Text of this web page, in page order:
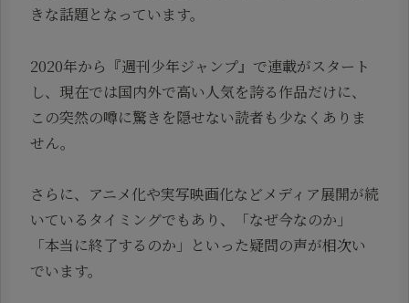
きな話題となっています。
2020年から『週刊少年ジャンプ』で連載がスタート
し、現在では国内外で高い人気を誇る作品だけに、
この突然の噂に驚きを隠せない読者も少なくありま
せん。
さらに、アニメ化や実写映画化などメディア展開が続
いているタイミングでもあり、「なぜ今なのか」
「本当に終了するのか」といった疑問の声が相次い
でいます。